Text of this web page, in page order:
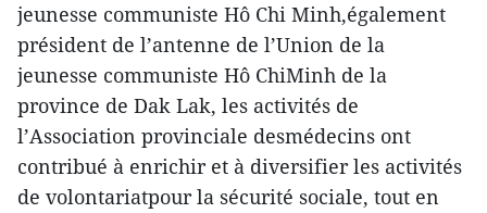
jeunesse communiste Hô Chi Minh,également
président de l’antenne de l’Union de la
jeunesse communiste Hô ChiMinh de la
province de Dak Lak, les activités de
l’Association provinciale desmédecins ont
contribué à enrichir et à diversifier les activités
de volontariatpour la sécurité sociale, tout en